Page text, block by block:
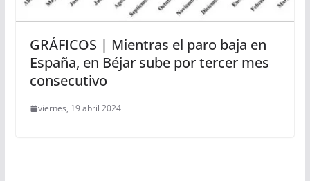
GRÁFICOS | Mientras el paro baja en
España, en Béjar sube por tercer mes
consecutivo
viernes, 19 abril 2024